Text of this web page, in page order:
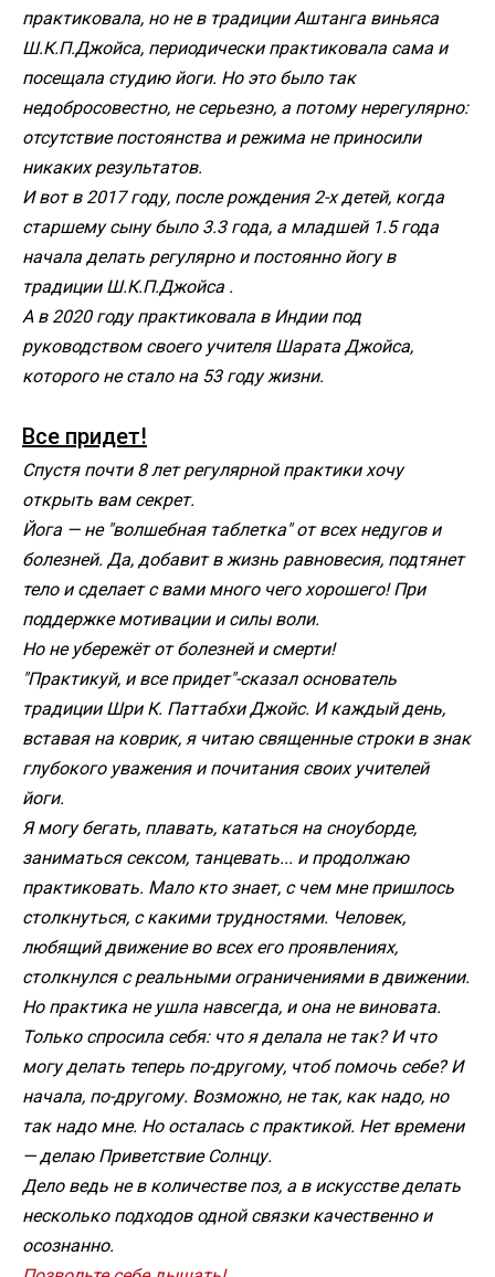
практиковала, но не в традиции Аштанга виньяса
Ш.К.П.Джойса, периодически практиковала сама и
посещала студию йоги. Но это было так
недобросовестно, не серьезно, а потому нерегулярно:
отсутствие постоянства и режима не приносили
никаких результатов.
И вот в 2017 году, после рождения 2-х детей, когда
старшему сыну было 3.3 года, а младшей 1.5 года
начала делать регулярно и постоянно йогу в
традиции Ш.К.П.Джойса .
А в 2020 году практиковала в Индии под
руководством своего учителя Шарата Джойса,
которого не стало на 53 году жизни.
Все придет!
Спустя почти 8 лет регулярной практики хочу
открыть вам секрет.
Йога — не "волшебная таблетка" от всех недугов и
болезней. Да, добавит в жизнь равновесия, подтянет
тело и сделает с вами много чего хорошего! При
поддержке мотивации и силы воли.
Но не убережёт от болезней и смерти!
"Практикуй, и все придет"-сказал основатель
традиции Шри К. Паттабхи Джойс. И каждый день,
вставая на коврик, я читаю священные строки в знак
глубокого уважения и почитания своих учителей
йоги.
Я могу бегать, плавать, кататься на сноуборде,
заниматься сексом, танцевать... и продолжаю
практиковать. Мало кто знает, с чем мне пришлось
столкнуться, с какими трудностями. Человек,
любящий движение во всех его проявлениях,
столкнулся с реальными ограничениями в движении.
Но практика не ушла навсегда, и она не виновата.
Только спросила себя: что я делала не так? И что
могу делать теперь по-другому, чтоб помочь себе? И
начала, по-другому. Возможно, не так, как надо, но
так надо мне. Но осталась с практикой. Нет времени
— делаю Приветствие Солнцу.
Дело ведь не в количестве поз, а в искусстве делать
несколько подходов одной связки качественно и
осознанно.